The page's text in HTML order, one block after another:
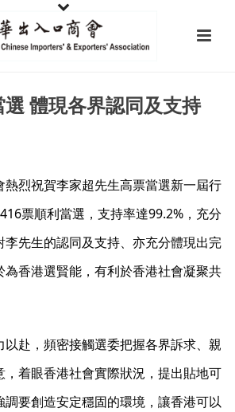
體現各界認同及支持
熱烈祝賀李家超先生高票當選新一屆行
票順利當選，支持率達99.2%，充分
李先生的認同及支持、亦充分體現出完
為香港選賢能，有利於香港社會凝聚共
赴，頻密接觸選委把握各界訴求、親
，着眼香港社會實際狀況，提出貼地可
要創造安定穩固的環境，讓香港可以